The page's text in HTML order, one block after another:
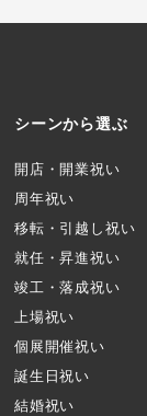
シーンから選ぶ
開店・開業祝い
周年祝い
移転・引越し祝い
就任・昇進祝い
竣工・落成祝い
上場祝い
個展開催祝い
誕生日祝い
結婚祝い